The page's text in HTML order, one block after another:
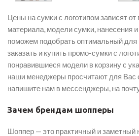
Цены на сумки с логотипом зависят от
материала, модели сумки, нанесения
поможем подобрать оптимальный для
заказать и купить промо-сумки с
понравившиеся модели в корзину с
наши менеджеры просчитают для Вас
напишите нам в мессенджеры, на
Зачем брендам шопперы
Шоппер — это практичный и заметный